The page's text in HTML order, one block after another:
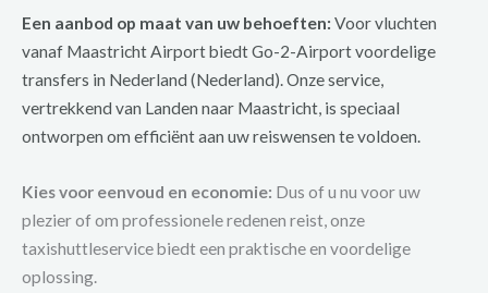
Een aanbod op maat van uw behoeften: Voor vluchten
vanaf Maastricht Airport biedt Go-2-Airport voordelige
transfers in Nederland (Nederland). Onze service,
vertrekkend van Landen naar Maastricht, is speciaal
ontworpen om efficiënt aan uw reiswensen te voldoen.
Kies voor eenvoud en economie: Dus of u nu voor uw
plezier of om professionele redenen reist, onze
taxishuttleservice biedt een praktische en voordelige
oplossing.